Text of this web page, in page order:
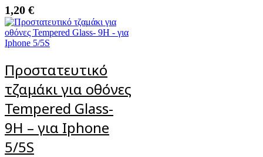
1,20 €
Προστατευτικό
τζαμάκι για οθόνες
Tempered Glass-
9H – για Iphone
5/5S